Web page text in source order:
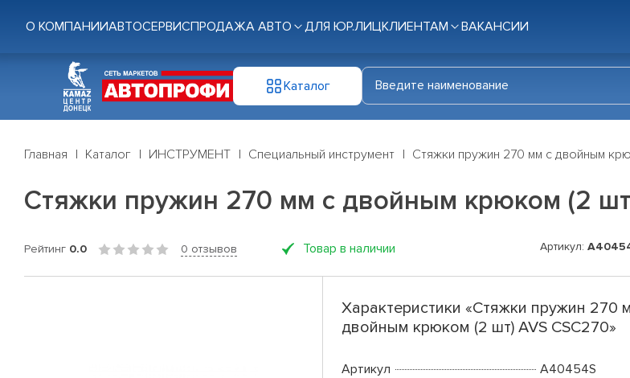
О КОМПАНИИАВТОСЕРВИСПРОДАЖА АВТО ДЛЯ ЮР.ЛИЦКЛИЕНТАМ ВАКАНСИИ
Каталог
Главная Каталог ИНСТРУМЕНТ Специальный инструмент Стяжки пружин 270 мм с двойным
Стяжки пружин 270 мм с двойным крюком (2
Рейтинг 0.0 0 отзывов Товар в наличии Артикул:
Характеристики «Стяжки пружин 270
двойным крюком (2 шт) AVS CSC270»
Артикул
A40454S